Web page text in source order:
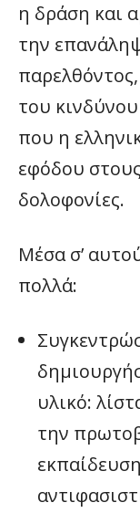
η δράση και
την
του
που η
εφόδου
δολοφονίες.
Μέσα σ’
πολλά:
υλικό:
την